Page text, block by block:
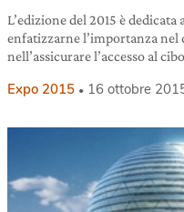
L’edizione del 2015 è
enfatizzarne l’importanza nel
nell’assicurare l’accesso al
Expo 2015 16 ottobre